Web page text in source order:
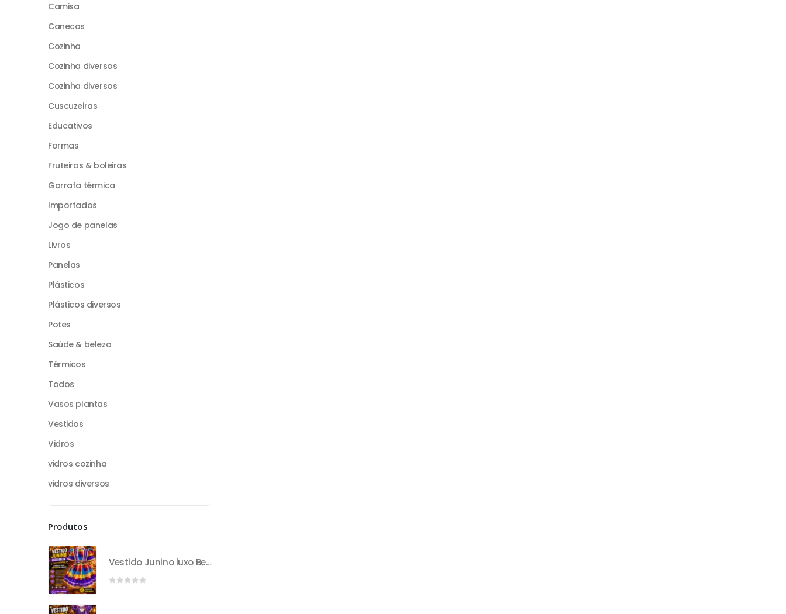
Camisa
Canecas
Cozinha
Cozinha diversos
Cozinha diversos
Cuscuzeiras
Educativos
Formas
Fruteiras & boleiras
Garrafa térmica
Importados
Jogo de panelas
Livros
Panelas
Plásticos
Plásticos diversos
Potes
Saúde & beleza
Térmicos
Todos
Vasos plantas
Vestidos
Vidros
vidros cozinha
vidros diversos
Produtos
Vestido Junino luxo Bella com avental